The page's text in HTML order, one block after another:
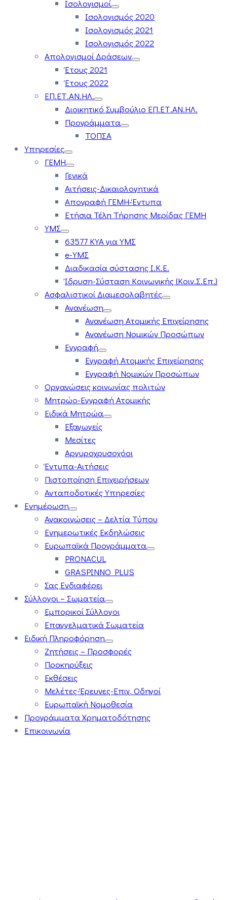
Ισολογισμοί
Ισολογισμός 2020
Ισολογισμός 2021
Ισολογισμός 2022
Απολογισμοί Δράσεων
Έτους 2021
Έτους 2022
ΕΠ.ΕΤ.ΑΝ.ΗΛ.
Διοικητικό Συμβούλιο ΕΠ.ΕΤ.ΑΝ.ΗΛ.
Προγράμματα
ΤΟΠΣΑ
Υπηρεσίες
ΓΕΜΗ
Γενικά
Αιτήσεις-Δικαιολογητικά
Απογραφή ΓΕΜΗ-Έντυπα
Ετήσια Τέλη Τήρησης Μερίδας ΓΕΜΗ
ΥΜΣ
63577 ΚΥΑ για ΥΜΣ
e-ΥΜΣ
Διαδικασία σύστασης Ι.Κ.Ε.
Ίδρυση-Σύσταση Κοινωνικής (Κοιν.Σ.Επ.)
Ασφαλιστικοί Διαμεσολαβητές
Ανανέωση
Ανανέωση Ατομικής Επιχείρησης
Ανανέωση Νομικών Προσώπων
Εγγραφή
Εγγραφή Ατομικής Επιχείρησης
Εγγραφή Νομικών Προσώπων
Οργανώσεις κοινωνίας πολιτών
Μητρώο-Εγγραφή Ατομικής
Ειδικά Μητρώα
Εξαγωγείς
Μεσίτες
Αργυροχρυσοχόοι
Έντυπα-Αιτήσεις
Πιστοποίηση Επιχειρήσεων
Ανταποδοτικές Υπηρεσίες
Ενημέρωση
Ανακοινώσεις – Δελτία Τύπου
Ενημερωτικές Εκδηλώσεις
Ευρωπαϊκά Προγράμματα
PRONACUL
GRASPINNO PLUS
Σας Ενδιαφέρει
Σύλλογοι – Σωματεία
Εμπορικοί Σύλλογοι
Επαγγελματικά Σωματεία
Ειδική Πληροφόρηση
Ζητήσεις – Προσφορές
Προκηρύξεις
Εκθέσεις
Μελέτες-Έρευνες-Επιχ. Οδηγοί
Ευρωπαϊκή Νομοθεσία
Προγράμματα Χρηματοδότησης
Επικοινωνία